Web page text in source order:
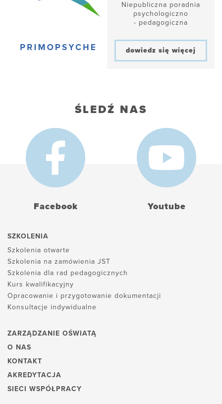
Niepubliczna poradnia
psychologiczno
- pedagogiczna
dowiedz się więcej
ŚLEDŹ NAS
Facebook Youtube
SZKOLENIA
Szkolenia otwarte
Szkolenia na zamówienia JST
Szkolenia dla rad pedagogicznych
Kurs kwalifikacyjny
Opracowanie i przygotowanie dokumentacji
Konsultacje indywidualne
ZARZĄDZANIE OŚWIATĄ
O NAS
KONTAKT
AKREDYTACJA
SIECI WSPÓŁPRACY